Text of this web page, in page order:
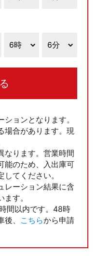
ョンとなります。
場合があります。現
なります。営業時間
能のため、入出庫可
てください。
レーション結果に含
す。
間以内です。48時
、
こちらから申請